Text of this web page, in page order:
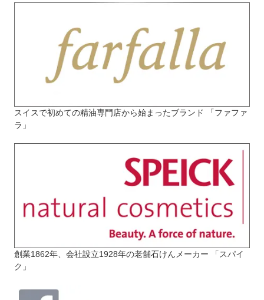
スイスで初めての精油専門店から始まったブランド 「ファファ
ラ」
創業1862年、会社設立1928年の老舗石けんメーカー 「スパイ
ク」